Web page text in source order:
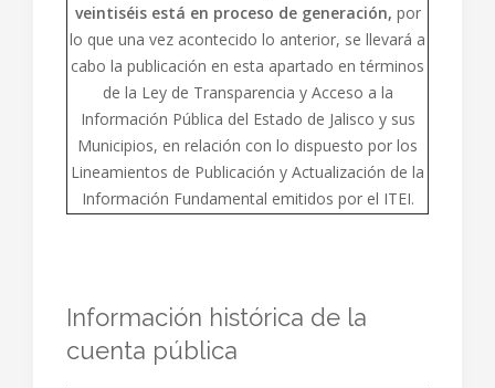
veintiséis está en proceso de generación, por
lo que una vez acontecido lo anterior, se llevará a
cabo la publicación en esta apartado en términos
de la Ley de Transparencia y Acceso a la
Información Pública del Estado de Jalisco y sus
Municipios, en relación con lo dispuesto por los
Lineamientos de Publicación y Actualización de la
Información Fundamental emitidos por el ITEI.
Información histórica de la
cuenta pública